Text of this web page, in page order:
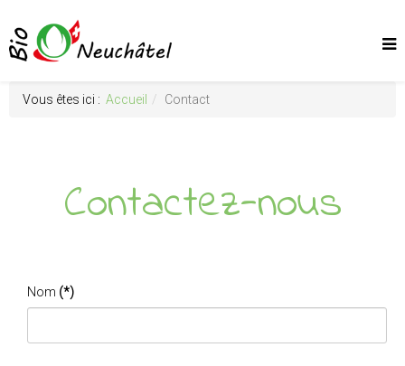
Vous êtes ici : Accueil Contact
Contactez-nous
Nom (*)